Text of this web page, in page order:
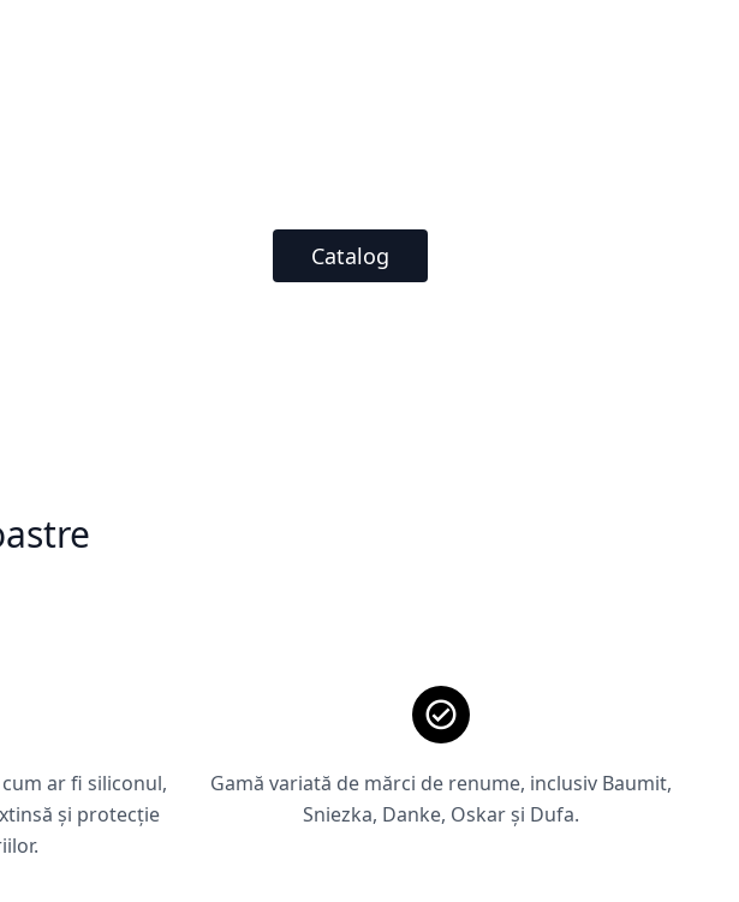
Catalog
ar fi siliconul,
și protecție
Gamă variată de mărci de renume, inclusiv Baumit,
Sniezka, Danke, Oskar și Dufa.